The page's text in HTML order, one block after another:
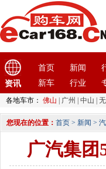
资讯
首页 新闻
新车
行业
各地车市： 佛山 广州 中山
您现在的位置： 首页 > 新闻 >
广汽集团